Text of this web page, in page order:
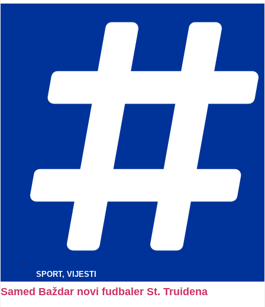
SPORT, VIJESTI
Samed Baždar novi fudbaler St. Truidena